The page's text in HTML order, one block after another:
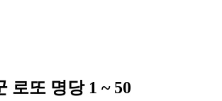
로또 명당1 ~ 50